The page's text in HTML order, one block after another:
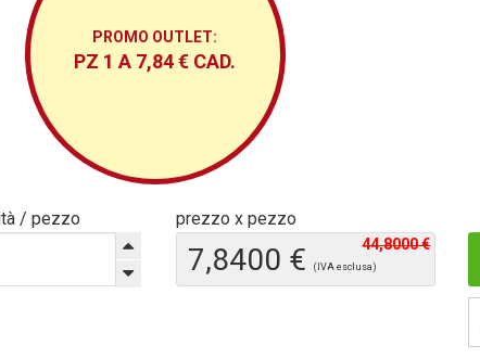
PROMO OUTLET:
PZ 1 A 7,84 € CAD.
/ pezzo prezzo x pezzo
44,8000 €
7,8400 € (IVA esclusa)